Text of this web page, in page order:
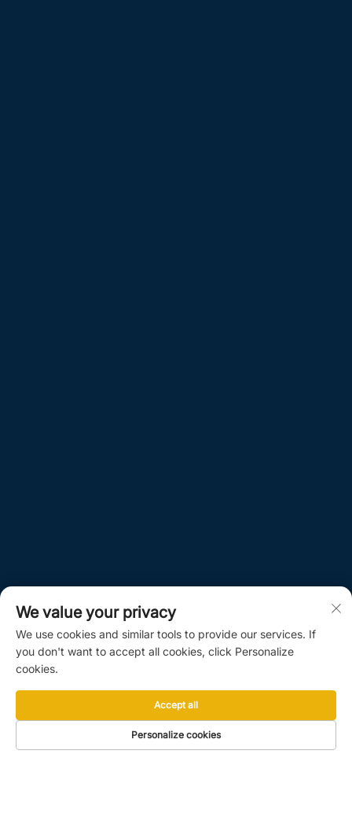
We value your privacy
We use cookies and similar tools to provide our services. If
you don't want to accept all cookies, click Personalize
cookies.
Personalize cookies
Accept all